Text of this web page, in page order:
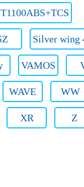
Silver wing
VAMOS
WAVE WW
XR Z